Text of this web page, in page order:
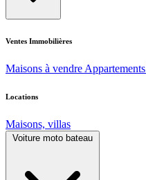
Ventes Immobilières
Maisons à vendre Appartements
Locations
Maisons, villas
Voiture moto bateau